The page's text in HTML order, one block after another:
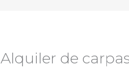
Alquiler de